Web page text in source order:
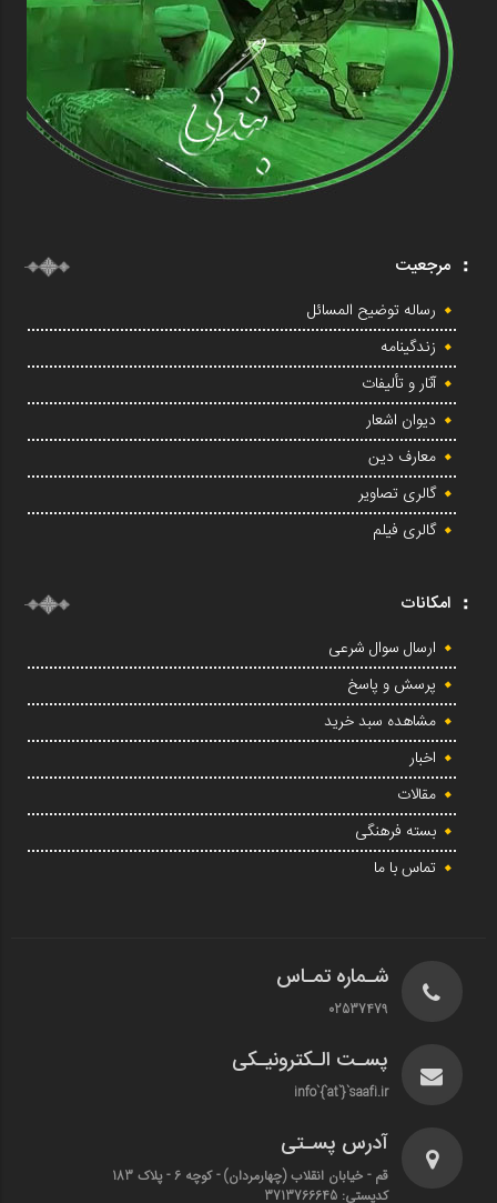
مرجعیت
رساله توضیح المسائل
زندگینامه
آثار و تألیفات
دیوان اشعار
معارف دین
گالری تصاویر
گالری فیلم
امکانات
ارسال سوال شرعی
پرسش و پاسخ
مشاهده سبد خرید
اخبار
مقالات
بسته فرهنگی
تماس با ما
شـماره تمـاس
02537479
پسـت الـکترونیـکی
info`{`at`}`saafi.ir
آدرس پسـتی
قم - خیابان انقلاب (چهارمردان)‌ - کوچه 6 - پلاک 183
کدپستی: 3713766645